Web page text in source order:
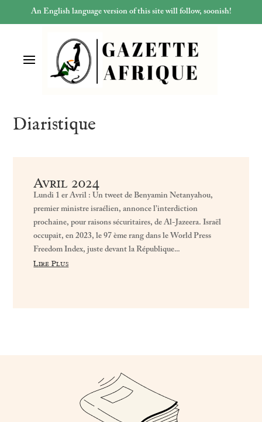
An English language version of this site will follow, soonish!
Diaristique
Avril 2024
Lundi 1 er Avril : Un tweet de Benyamin Netanyahou,
premier ministre israélien, annonce l’interdiction
prochaine, pour raisons sécuritaires, de Al-Jazeera. Israël
occupait, en 2023, le 97 ème rang dans le World Press
Freedom Index, juste devant la République...
Lire Plus